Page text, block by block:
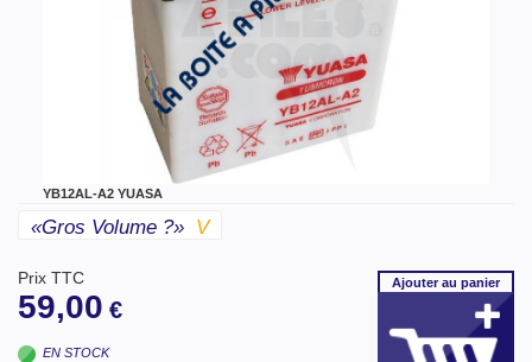
YB12AL-A2 YUASA
«gros Volume ?» V
Prix TTC
59,00 €
EN STOCK
Ajouterau panier